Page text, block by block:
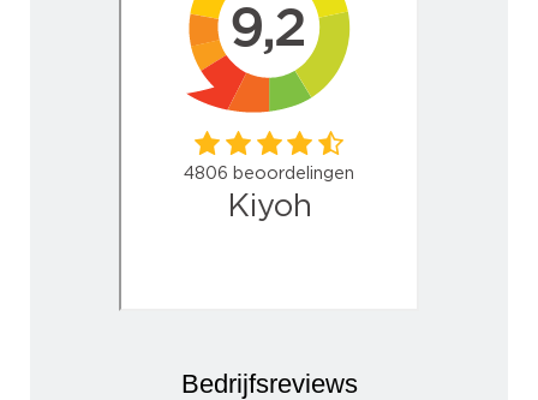
Bedrijfsreviews